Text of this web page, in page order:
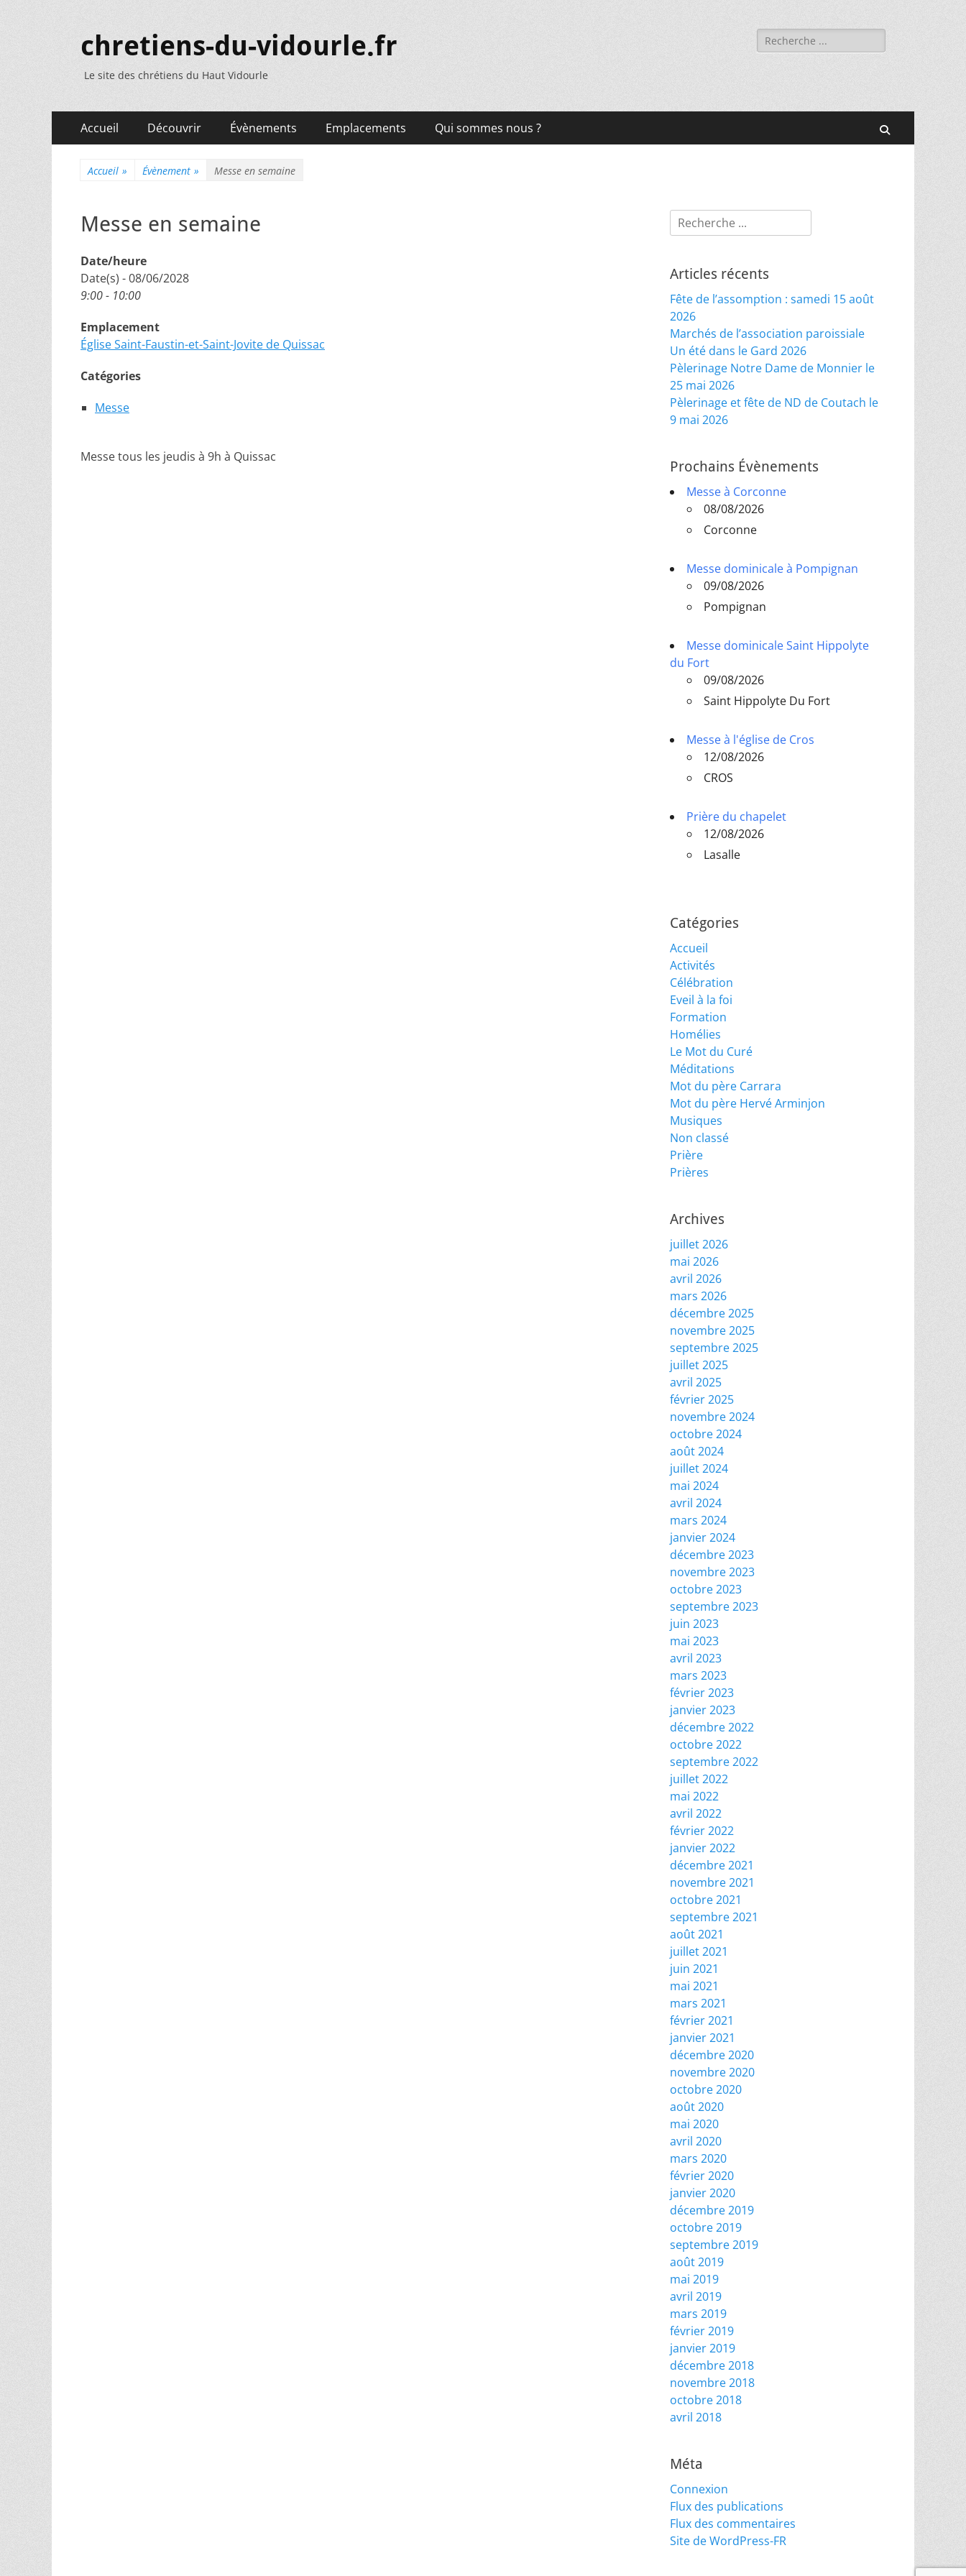
chretiens-du-vidourle.fr
Le site des chrétiens du Haut Vidourle
Rechercher :
Menu
principal
Accueil Découvrir Évènements Emplacements Qui sommes nous ?
Accueil » Évènement » Messe en semaine
Messe en semaine
Date/heure
Date(s) - 08/06/2028
9:00 - 10:00
Emplacement
Église Saint-Faustin-et-Saint-Jovite de Quissac
Catégories
Messe
Messe tous les jeudis à 9h à Quissac
Rechercher :
Articles récents
Fête de l’assomption : samedi 15 août
2026
Marchés de l’association paroissiale
Un été dans le Gard 2026
Pèlerinage Notre Dame de Monnier le
25 mai 2026
Pèlerinage et fête de ND de Coutach le
9 mai 2026
Prochains Évènements
Messe à Corconne
08/08/2026
Corconne
Messe dominicale à Pompignan
09/08/2026
Pompignan
Messe dominicale Saint Hippolyte
du Fort
09/08/2026
Saint Hippolyte Du Fort
Messe à l'église de Cros
12/08/2026
CROS
Prière du chapelet
12/08/2026
Lasalle
Catégories
Accueil
Activités
Célébration
Eveil à la foi
Formation
Homélies
Le Mot du Curé
Méditations
Mot du père Carrara
Mot du père Hervé Arminjon
Musiques
Non classé
Prière
Prières
Archives
juillet 2026
mai 2026
avril 2026
mars 2026
décembre 2025
novembre 2025
septembre 2025
juillet 2025
avril 2025
février 2025
novembre 2024
octobre 2024
août 2024
juillet 2024
mai 2024
avril 2024
mars 2024
janvier 2024
décembre 2023
novembre 2023
octobre 2023
septembre 2023
juin 2023
mai 2023
avril 2023
mars 2023
février 2023
janvier 2023
décembre 2022
octobre 2022
septembre 2022
juillet 2022
mai 2022
avril 2022
février 2022
janvier 2022
décembre 2021
novembre 2021
octobre 2021
septembre 2021
août 2021
juillet 2021
juin 2021
mai 2021
mars 2021
février 2021
janvier 2021
décembre 2020
novembre 2020
octobre 2020
août 2020
mai 2020
avril 2020
mars 2020
février 2020
janvier 2020
décembre 2019
octobre 2019
septembre 2019
août 2019
mai 2019
avril 2019
mars 2019
février 2019
janvier 2019
décembre 2018
novembre 2018
octobre 2018
avril 2018
Méta
Connexion
Flux des publications
Flux des commentaires
Site de WordPress-FR